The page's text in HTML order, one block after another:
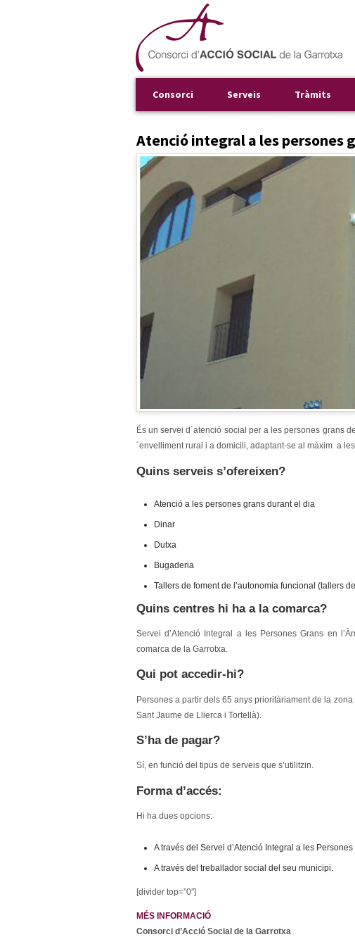
Consorci Serveis Tràmits
Atenció integral a les persones
És un servei d´atenció social per a les persones grans
´envelliment rural i a domicili, adaptant-se al màxim a
Quins serveis s’ofereixen?
Atenció a les persones grans durant el dia
Dinar
Dutxa
Bugaderia
Tallers de foment de l’autonomia funcional (tallers
Quins centres hi ha a la comarca?
Servei d’Atenció Integral a les Persones Grans en
comarca de la Garrotxa.
Qui pot accedir-hi?
Persones a partir dels 65 anys prioritàriament de la
Sant Jaume de Llierca i Tortellà).
S’ha de pagar?
Sí, en funció del tipus de serveis que s’utilitzin.
Forma d’accés:
Hi ha dues opcions:
A través del Servei d’Atenció Integral a les
A través del treballador social del seu municipi.
[divider top=”0″]
MÉS INFORMACIÓ
Consorci d’Acció Social de la Garrotxa